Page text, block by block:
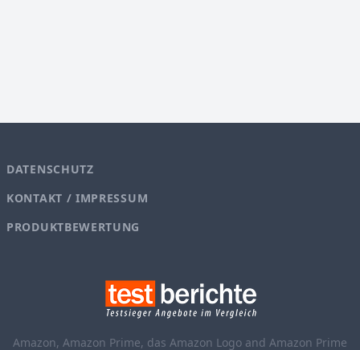
DATENSCHUTZ
KONTAKT / IMPRESSUM
PRODUKTBEWERTUNG
Amazon, Amazon Prime, das Amazon Logo and Amazon Prime